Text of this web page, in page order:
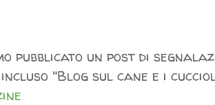
pubblicato un post di
"Blog sul cane e i